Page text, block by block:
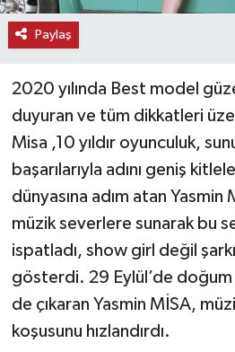
Paylaş
2020 yılında Best model
duyuran ve tüm dikkatleri
Misa ,10 yıldır oyunculuk,
başarılarıyla adını geniş
dünyasına adım atan Yasmin
müzik severlere sunarak bu
ispatladı, show girl değil
gösterdi. 29 Eylül’de
de çıkaran Yasmin MİSA,
koşusunu hızlandırdı.
TEKNOLOJİ
TİCARET
YAŞAM